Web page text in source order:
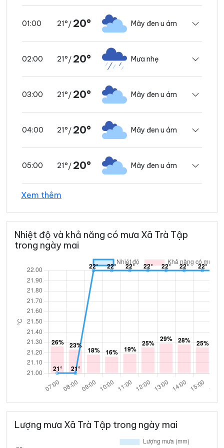
01:00 21°/ 20° Mây đen u ám
02:00 21°/ 20° Mưa nhẹ
03:00 21°/ 20° Mây đen u ám
04:00 21°/ 20° Mây đen u ám
05:00 21°/ 20° Mây đen u ám
06:00 21°
07:00 21°/21° Mưa nhẹ
08:00 21°/21° Mưa nhẹ
09:00 21°
10:00 21°/22° Mưa nhẹ
22° /22° Mưa nhẹ
12:00 22° 23° Mây đen u ám
Xem thêm
Nhiệt độ và khả năng có mưa Xã Trà Tập
trong ngày mai
Lượng mưa Xã Trà Tập trong ngày mai